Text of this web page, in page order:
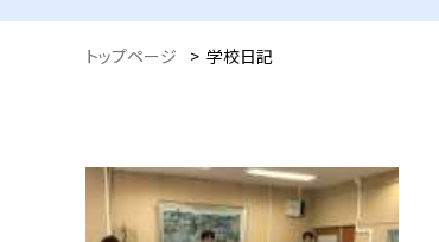
トップページ > 学校日記